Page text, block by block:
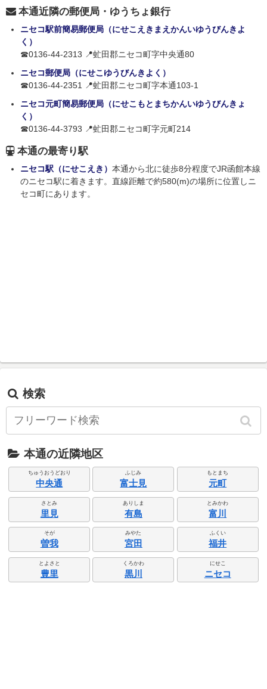
本通近隣の郵便局・ゆうちょ銀行
ニセコ駅前簡易郵便局（にせこえきまえかんいゆうびんきよ
く）
☎0136-44-2313 📍虻田郡ニセコ町字中央通80
ニセコ郵便局（にせこゆうびんきよく）
☎0136-44-2351 📍虻田郡ニセコ町字本通103-1
ニセコ元町簡易郵便局（にせこもとまちかんいゆうびんきょ
く）
☎0136-44-3793 📍虻田郡ニセコ町字元町214
本通の最寄り駅
ニセコ駅（にせこえき） 本通から北に徒歩8分程度でJR函館本線
のニセコ駅に着きます。直線距離で約580(m)の場所に位置しニ
セコ町にあります。
検索
本通の近隣地区
ちゅうおうどおり
中央通
ふじみ
富士見
もとまち
元町
さとみ
里見
ありしま
有島
とみかわ
富川
そが
曽我
みやた
宮田
ふくい
福井
とよさと
豊里
くろかわ
黒川
にせこ
ニセコ